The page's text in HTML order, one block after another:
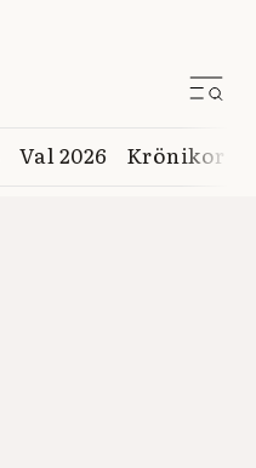
Val 2026 Krönikor